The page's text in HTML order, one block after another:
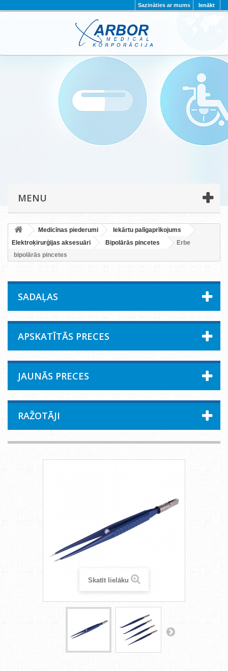
Ienākt
Sazināties ar mums
PAR MUMS PROJEKTI
KONTAKTI
PRIVĀTUMA POLITIKA
MENU
Medicīnas piederumi
Iekārtu palīgaprīkojums
Elektroķirurģijas aksesuāri
Bipolārās pincetes
Erbe
bipolārās pincetes
SADAĻAS
APSKATĪTĀS PRECES
JAUNĀS PRECES
RAŽOTĀJI
Skatīt lielāku